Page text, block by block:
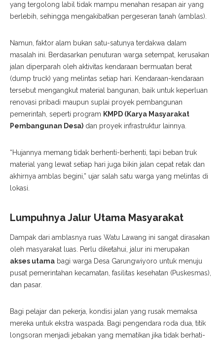
yang tergolong labil tidak mampu menahan resapan air yang
berlebih, sehingga mengakibatkan pergeseran tanah (amblas).
Namun, faktor alam bukan satu-satunya terdakwa dalam
masalah ini. Berdasarkan penuturan warga setempat, kerusakan
jalan diperparah oleh aktivitas kendaraan bermuatan berat
(dump truck) yang melintas setiap hari. Kendaraan-kendaraan
tersebut mengangkut material bangunan, baik untuk keperluan
renovasi pribadi maupun suplai proyek pembangunan
pemerintah, seperti program KMPD (Karya Masyarakat
Pembangunan Desa) dan proyek infrastruktur lainnya.
“Hujannya memang tidak berhenti-berhenti, tapi beban truk
material yang lewat setiap hari juga bikin jalan cepat retak dan
akhirnya amblas begini,” ujar salah satu warga yang melintas di
lokasi.
Lumpuhnya Jalur Utama Masyarakat
Dampak dari amblasnya ruas Watu Lawang ini sangat dirasakan
oleh masyarakat luas. Perlu diketahui, jalur ini merupakan
akses utama bagi warga Desa Garungwiyoro untuk menuju
pusat pemerintahan kecamatan, fasilitas kesehatan (Puskesmas),
dan pasar.
Bagi pelajar dan pekerja, kondisi jalan yang rusak memaksa
mereka untuk ekstra waspada. Bagi pengendara roda dua, titik
longsoran menjadi jebakan yang mematikan jika tidak berhati-